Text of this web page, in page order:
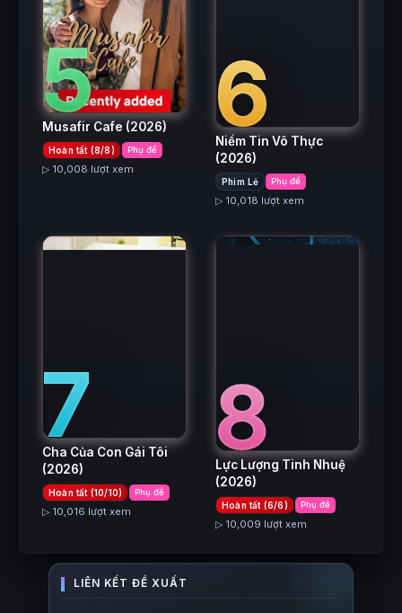
5
Musafir Cafe (2026)
Hoàn tất (8/8) Phụ đề
▷ 10,008 lượt xem
6
Niềm Tin Vô Thực
(2026)
Phim Lẻ Phụ đề
▷ 10,018 lượt xem
7
Cha Của Con Gái Tôi
(2026)
Hoàn tất (10/10) Phụ đề
▷ 10,016 lượt xem
8
Lực Lượng Tinh Nhuệ
(2026)
Hoàn tất (6/6) Phụ đề
▷ 10,009 lượt xem